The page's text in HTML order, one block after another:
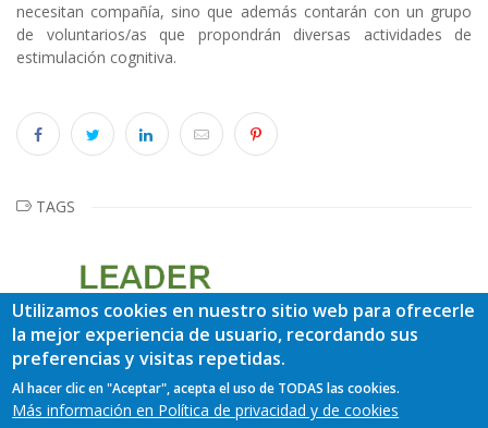
necesitan compañía, sino que además contarán con un grupo
de voluntarios/as que propondrán diversas actividades de
estimulación cognitiva.
TAGS
Utilizamos cookies en nuestro sitio web para ofrecerle
la mejor experiencia de usuario, recordando sus
preferencias y visitas repetidas.
Al hacer clic en "Aceptar", acepta el uso de TODAS las cookies.
Más información en Política de privacidad y de cookies